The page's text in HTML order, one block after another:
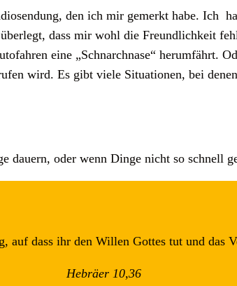
den ich mir gemerkt habe. Ich
dass mir wohl die Freundlichkeit
eine „Schnarchnase“ herumfährt.
wird. Es gibt viele Situationen, bei
dauern, oder wenn Dinge nicht so schnell
auf dass ihr den Willen Gottes tut und das
Hebräer 10,36